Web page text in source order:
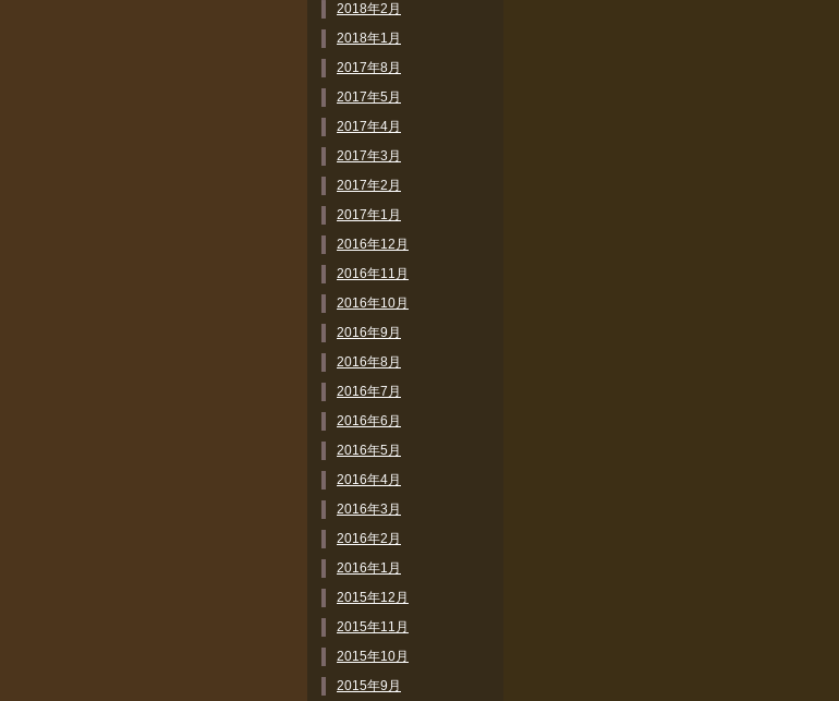
2018年2月
2018年1月
2017年8月
2017年5月
2017年4月
2017年3月
2017年2月
2017年1月
2016年12月
2016年11月
2016年10月
2016年9月
2016年8月
2016年7月
2016年6月
2016年5月
2016年4月
2016年3月
2016年2月
2016年1月
2015年12月
2015年11月
2015年10月
2015年9月